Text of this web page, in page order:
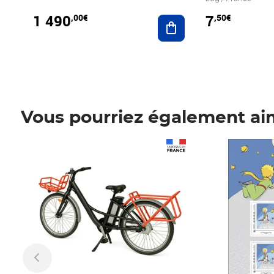
1 490,00€ Ajouter au panier
7,50€
Vous pourriez également
Prix 7,50€